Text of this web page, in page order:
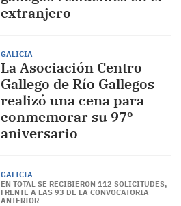
extranjero
GALICIA
La Asociación Centro
Gallego de Río Gallegos
realizó una cena para
conmemorar su 97º
aniversario
GALICIA
EN TOTAL SE RECIBIERON 112 SOLICITUDES,
FRENTE A LAS 93 DE LA CONVOCATORIA
ANTERIOR